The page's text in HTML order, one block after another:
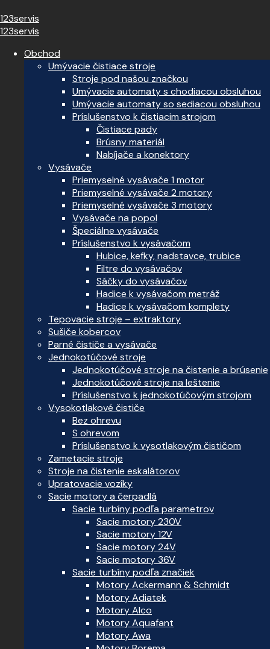
123servis
123servis
Obchod
Umývacie čistiace stroje
Stroje pod našou značkou
Umývacie automaty s chodiacou obsluhou
Umývacie automaty so sediacou obsluhou
Príslušenstvo k čistiacim strojom
Čistiace pady
Brúsny materiál
Nabíjače a konektory
Vysávače
Priemyselné vysávače 1 motor
Priemyselné vysávače 2 motory
Priemyselné vysávače 3 motory
Vysávače na popol
Špeciálne vysávače
Príslušenstvo k vysávačom
Hubice, kefky, nadstavce, trubice
Filtre do vysávačov
Sáčky do vysávačov
Hadice k vysávačom metráž
Hadice k vysávačom komplety
Tepovacie stroje – extraktory
Sušiče kobercov
Parné čističe a vysávače
Jednokotúčové stroje
Jednokotúčové stroje na čistenie a brúsenie
Jednokotúčové stroje na leštenie
Príslušenstvo k jednokotúčovým strojom
Vysokotlakové čističe
Bez ohrevu
S ohrevom
Príslušenstvo k vysotlakovým čističom
Zametacie stroje
Stroje na čistenie eskalátorov
Upratovacie vozíky
Sacie motory a čerpadlá
Sacie turbíny podľa parametrov
Sacie motory 230V
Sacie motory 12V
Sacie motory 24V
Sacie motory 36V
Sacie turbíny podľa značiek
Motory Ackermann & Schmidt
Motory Adiatek
Motory Alco
Motory Aquafant
Motory Awa